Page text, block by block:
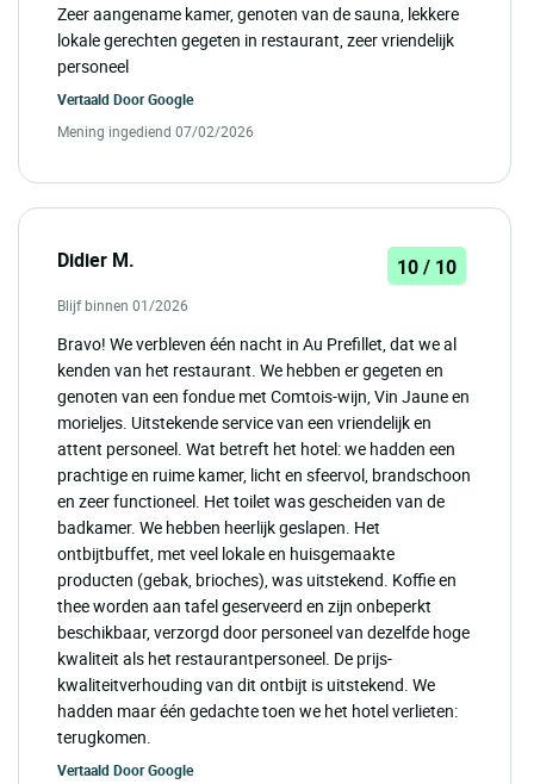
Zeer aangename kamer, genoten van de sauna, lekkere
lokale gerechten gegeten in restaurant, zeer vriendelijk
personeel
Vertaald DoorGoogle
Mening ingediend 07/02/2026
Didier M. 10 / 10
Blijf binnen 01/2026
Bravo! We verbleven één nacht in Au Prefillet, dat we al
kenden van het restaurant. We hebben er gegeten en
genoten van een fondue met Comtois-wijn, Vin Jaune en
morieljes. Uitstekende service van een vriendelijk en
attent personeel. Wat betreft het hotel: we hadden een
prachtige en ruime kamer, licht en sfeervol, brandschoon
en zeer functioneel. Het toilet was gescheiden van de
badkamer. We hebben heerlijk geslapen. Het
ontbijtbuffet, met veel lokale en huisgemaakte
producten (gebak, brioches), was uitstekend. Koffie en
thee worden aan tafel geserveerd en zijn onbeperkt
beschikbaar, verzorgd door personeel van dezelfde hoge
kwaliteit als het restaurantpersoneel. De prijs-
kwaliteitverhouding van dit ontbijt is uitstekend. We
hadden maar één gedachte toen we het hotel verlieten:
terugkomen.
Vertaald DoorGoogle